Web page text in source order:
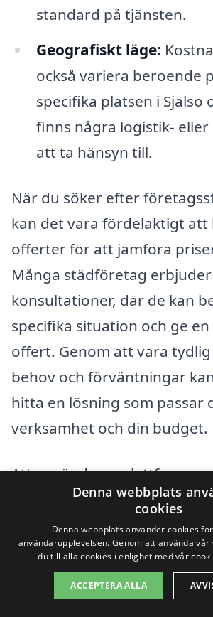
standard på tjänsten.
Geografiskt läge:
också variera beroende
specifika platsen i Själsö
finns några logistik-
att ta hänsyn till.
När du söker efter
kan det vara fördelaktigt att
offerter för att jämföra
Många städföretag
konsultationer, där de kan
specifika situation och ge
offert. Genom att vara
behov och förväntningar
hitta en lösning som passar
verksamhet och din budget.
Att använda en plattform
fretagsstd-pris-8kb11a.se,
att få in flera offertförslag
städföretag i Själsö. Detta
gör det lättare att hitta det
alternativet för ditt företags
Denna webbplats
cookies
Denna webbplats använder cookies
användarupplevelsen. Genom att använda
du till alla cookies i enlighet med vår
ACCEPTERA ALLA